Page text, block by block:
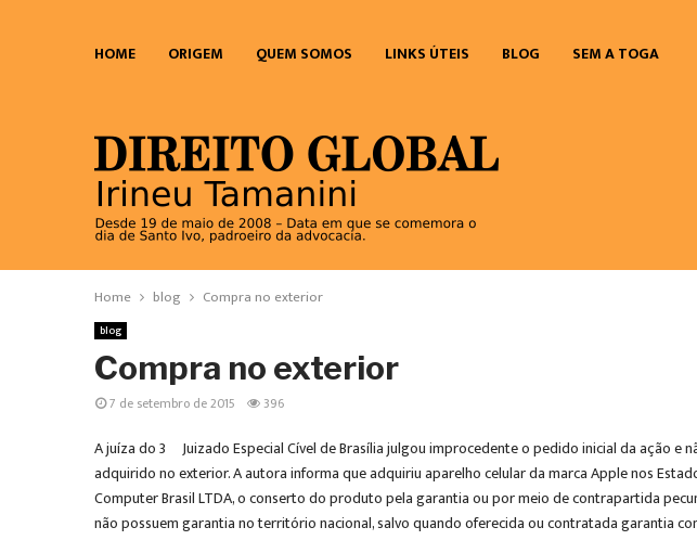
HOME ORIGEM QUEM SOMOS LINKS ÚTEIS BLOG SEM A TOGA
Home blog Compra no exterior
blog
Compra no exterior
7 de setembro de 2015 396
A juíza do 3º Juizado Especial Cível de Brasília julgou improcedente o pedido inicial da ação
adquirido no exterior. A autora informa que adquiriu aparelho celular da marca Apple nos
Computer Brasil LTDA, o conserto do produto pela garantia ou por meio de contrapartida
não possuem garantia no território nacional, salvo quando oferecida ou contratada garantia